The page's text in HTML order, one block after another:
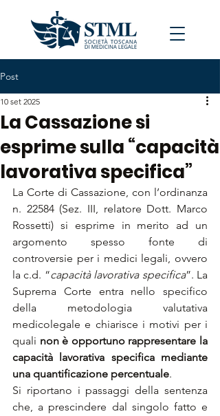
Post
La Cassazione si
esprime sulla “capacità
lavorativa specifica”
10 set 2025
La Corte di Cassazione, con l’ordinanza
n. 22584 (Sez. III, relatore Dott. Marco
Rossetti) si esprime in merito ad un
argomento spesso fonte di
controversie per i medici legali, ovvero
la c.d. “capacità lavorativa specifica”. La
Suprema Corte entra nello specifico
della metodologia valutativa
medicolegale e chiarisce i motivi per i
quali non è opportuno rappresentare la
capacità lavorativa specifica mediante
una quantificazione percentuale.
Si riportano i passaggi della sentenza
che, a prescindere dal singolo fatto e